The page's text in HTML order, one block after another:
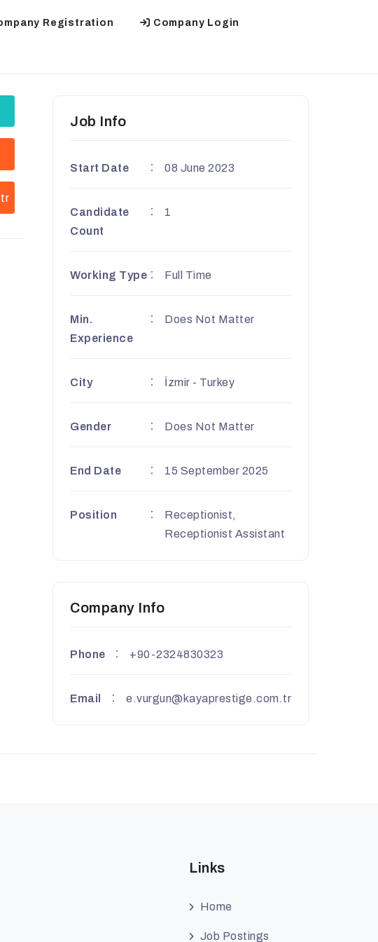
Registration Company Login
Job Info
Start Date 08 June 2023
Candidate
Count
1
Working Type Full Time
Min.
Experience
Does Not Matter
City İzmir - Turkey
Gender Does Not Matter
End Date 15 September 2025
Position
Receptionist,
Receptionist Assistant
Company Info
Phone +90-2324830323
Email e.vurgun@kayaprestige.com.tr
Links
Home
Job Postings